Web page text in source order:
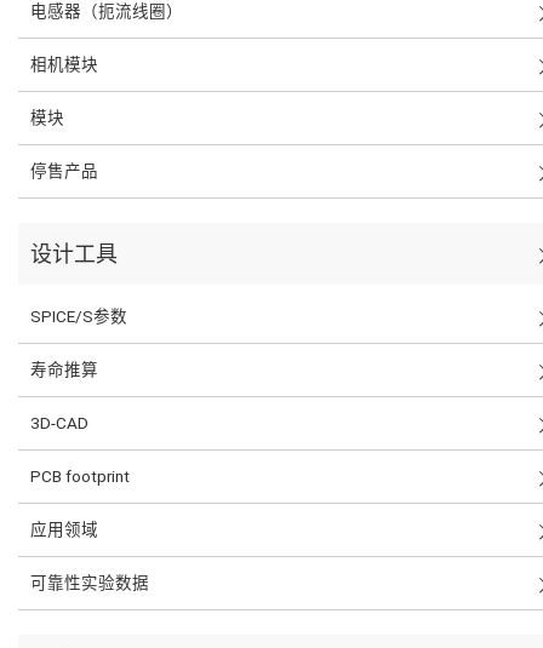
电感器（扼流线圈）
相机模块
模块
停售产品
设计工具
SPICE/S参数
寿命推算
3D-CAD
PCB footprint
应用领域
可靠性实验数据